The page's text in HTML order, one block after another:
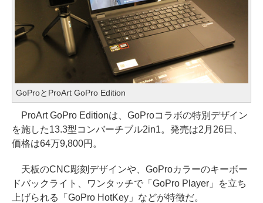
GoProとProArt GoPro Edition
ProArt GoPro Editionは、GoProコラボの特別デザイン
を施した13.3型コンバーチブル2in1。発売は2月26日、
価格は64万9,800円。
天板のCNC彫刻デザインや、GoProカラーのキーボー
ドバックライト、ワンタッチで「GoPro Player」を立ち
上げられる「GoPro HotKey」などが特徴だ。